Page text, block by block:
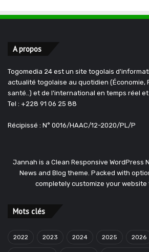
A propos
Togomedia 24 est un site togolais
actualité togolaise au quotidien (Économie,
santé..) et de l'international en temps réel et
Tel : +228 91 06 25 88
Récipissé : N° 0016/HAAC/12-2020/PL/P
Jannah is a Clean Responsive WordPress
News and Blog theme. Packed with
completely customize your website
Mots clés
2022 2023 2024 2025 2026